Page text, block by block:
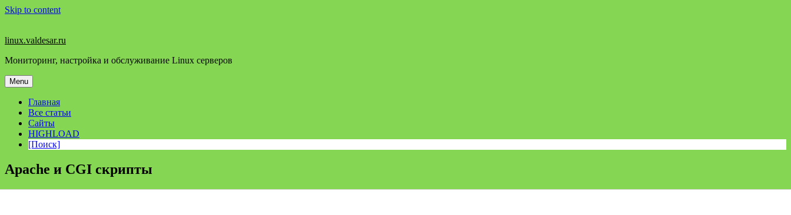
Skip to content
linux.valdesar.ru
Мониторинг, настройка и обслуживание Linux серверов
Menu
Главная
Все статьи
Сайты
HIGHLOAD
[Поиск]
Apache и CGI скрипты